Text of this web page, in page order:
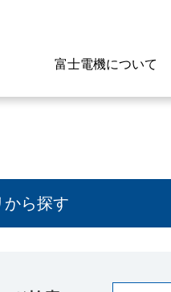
富士電機について
経営の考え方
特高高圧 受配電設備
財務・業績
環境
高卒採用情報
企業情報について
から探す